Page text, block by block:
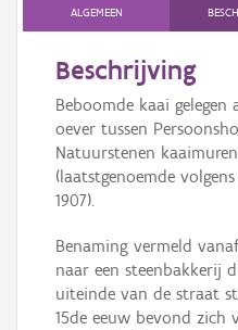
AanmeldenALGEMEEN
Beschrijving
Beboomde kaai
oever tussen
Natuurstenen
(laatstgenoemde
1907).
Benaming vermeld
naar een steenbakkerij
uiteinde van de straat
15de eeuw bevond zich